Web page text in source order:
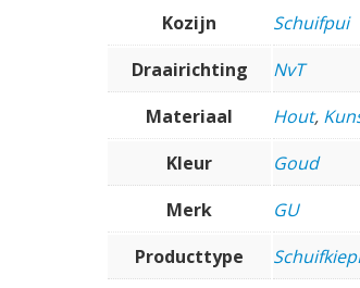
Kozijn
Schuifpui
Draairichting
NvT
Materiaal
Hout,
Kleur
Goud
Merk
GU
Producttype